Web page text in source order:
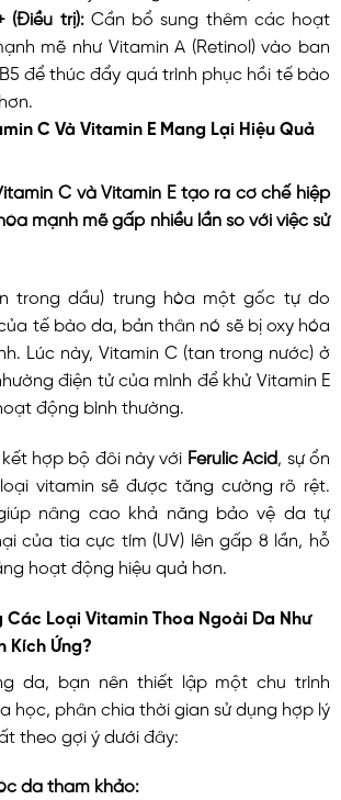
(Điều trị):Cần bổ sung thêm các hoạt
mẽ như Vitamin A (Retinol) vào ban
để thúc đẩy quá trình phục hồi tế bào
C Và Vitamin E Mang Lại Hiệu Quả
C và Vitamin E tạo ra cơ chế hiệp
mạnh mẽ gấp nhiều lần so với việc sử
trong dầu) trung hòa một gốc tự do
tế bào da, bản thân nó sẽ bị oxy hóa
Lúc này, Vitamin C (tan trong nước) ở
điện tử của mình để khử Vitamin E
động bình thường.
hợp bộ đôi này với Ferulic Acid , sự ổn
vitamin sẽ được tăng cường rõ rệt.
nâng cao khả năng bảo vệ da tự
của tia cực tím (UV) lên gấp 8 lần, hỗ
hoạt động hiệu quả hơn.
Các Loại Vitamin Thoa Ngoài Da Như
Kích Ứng?
da, bạn nên thiết lập một chu trình
học, phân chia thời gian sử dụng hợp lý
theo gợi ý dưới đây:
da tham khảo: